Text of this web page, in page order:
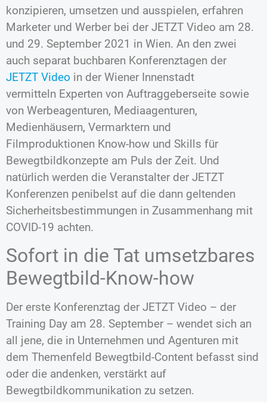
konzipieren, umsetzen und ausspielen, erfahren
Marketer und Werber bei der JETZT Video am 28.
und 29. September 2021 in Wien. An den zwei
auch separat buchbaren Konferenztagen der
JETZT Video in der Wiener Innenstadt
vermitteln Experten von Auftraggeberseite sowie
von Werbeagenturen, Mediaagenturen,
Medienhäusern, Vermarktern und
Filmproduktionen Know-how und Skills für
Bewegtbildkonzepte am Puls der Zeit. Und
natürlich werden die Veranstalter der JETZT
Konferenzen penibelst auf die dann geltenden
Sicherheitsbestimmungen in Zusammenhang mit
COVID-19 achten.
Sofort in die Tat umsetzbares
Bewegtbild-Know-how
Der erste Konferenztag der JETZT Video – der
Training Day am 28. September – wendet sich an
all jene, die in Unternehmen und Agenturen mit
dem Themenfeld Bewegtbild-Content befasst sind
oder die andenken, verstärkt auf
Bewegtbildkommunikation zu setzen.